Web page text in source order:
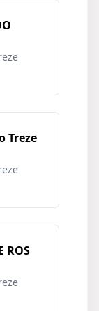
Treze
ROS